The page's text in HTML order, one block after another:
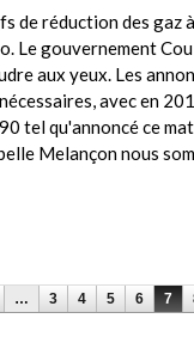
de réduction des gaz
Le gouvernement
aux yeux. Les
avec en
tel qu'annoncé ce
Melançon nous
… 3 4 5 6 7